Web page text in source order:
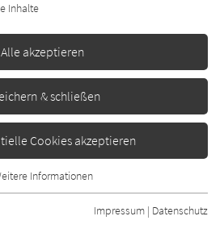
- Wie weit wirst
Freiheit gehen?
Inhalte
Alle akzeptieren
& schließen
Cookies akzeptieren
für grundlegende Funktionen der
ist gewährleistet, dass die Webseite
Informationen
Impressum | Datenschutz